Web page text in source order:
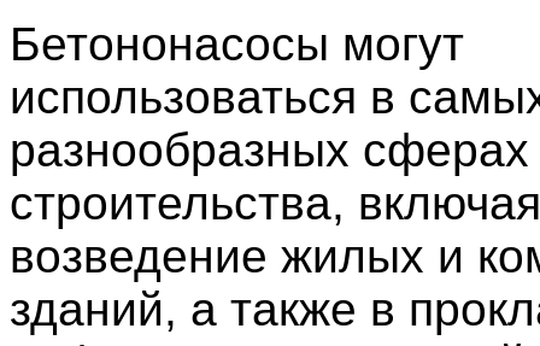
Бетононасосы могут
использоваться в
разнообразных сферах
строительства, включая
возведение жилых и
зданий, а также в